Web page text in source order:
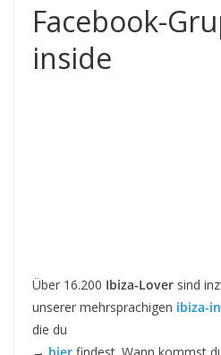
Facebook-
inside
Über 16.200 Ibiza-Lover sind
unserer mehrsprachigen ibiza-
die du